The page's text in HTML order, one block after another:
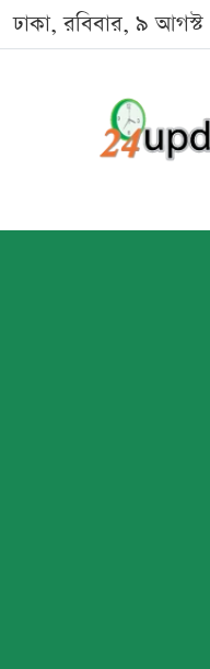
ঢাকা, রবিবার, ৯